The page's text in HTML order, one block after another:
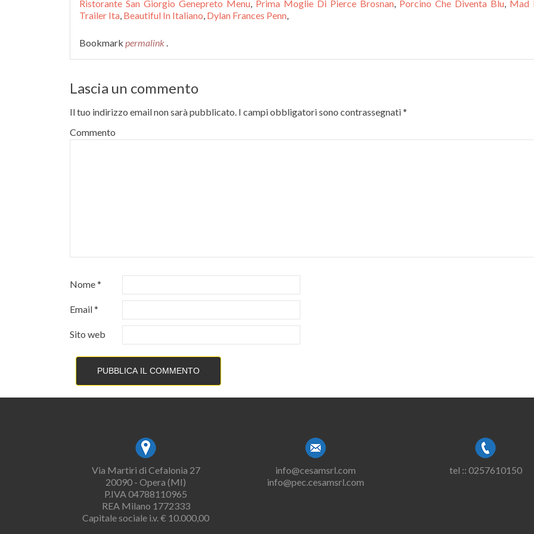
Ristorante San Giorgio Genepreto Menu, Prima Moglie Di Pierce Brosnan, Porcino Che Diventa Blu, Mad
Trailer Ita, Beautiful In Italiano, Dylan Frances Penn,
Bookmark permalink .
Lascia un commento
Il tuo indirizzo email non sarà pubblicato. I campi obbligatori sono contrassegnati*
Commento
Nome*
Email*
Sito web
Via Martiri di Cefalonia 27
20090 - Opera (MI)
P.IVA 04788110965
REA Milano 1772333
Capitale sociale i.v. € 10.000,00
info@cesamsrl.com
info@pec.cesamsrl.com
tel :: 0257610150